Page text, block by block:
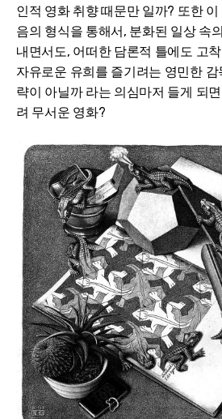
인적 영화 취향 때문만 일까? 또한
음의 형식을 통해서, 분화된 일상 속
내면서도, 어떠한 담론적 틀에도 고
자유로운 유희를 즐기려는 영민한
략이 아닐까 라는 의심마저 들게 되
려 무서운 영화?